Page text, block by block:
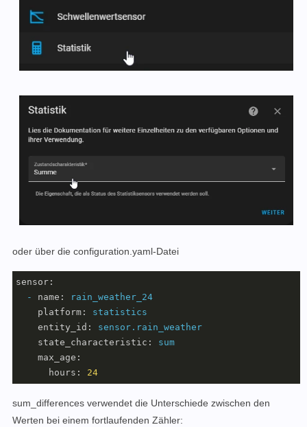
oder über die configuration.yaml-Datei
sensor:
-
name:
rain_weather_24
platform:
statistics
entity_id:
sensor.rain_weather
state_characteristic:
sum
max_age:
hours:
24
sum_differences verwendet die Unterschiede zwischen den
Werten bei einem fortlaufenden Zähler: